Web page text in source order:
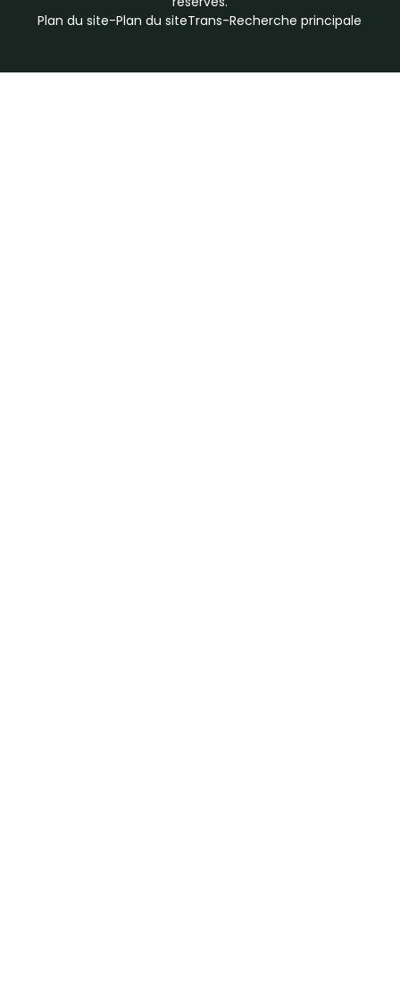
Plan du site-Plan du siteTrans-Recherche principale